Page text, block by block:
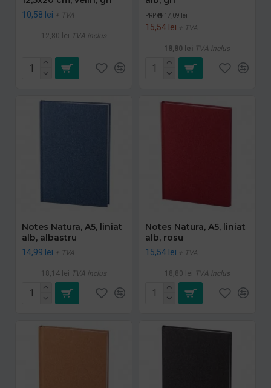
10,58 lei + TVA
12,80 lei TVA inclus
PRP 17,09 lei
15,54 lei + TVA
18,80 lei TVA inclus
Notes Natura, A5, liniat
alb, albastru
14,99 lei + TVA
18,14 lei TVA inclus
Notes Natura, A5, liniat
alb, rosu
15,54 lei + TVA
18,80 lei TVA inclus